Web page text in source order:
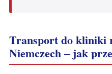
Transport do kliniki
Niemczech – jak